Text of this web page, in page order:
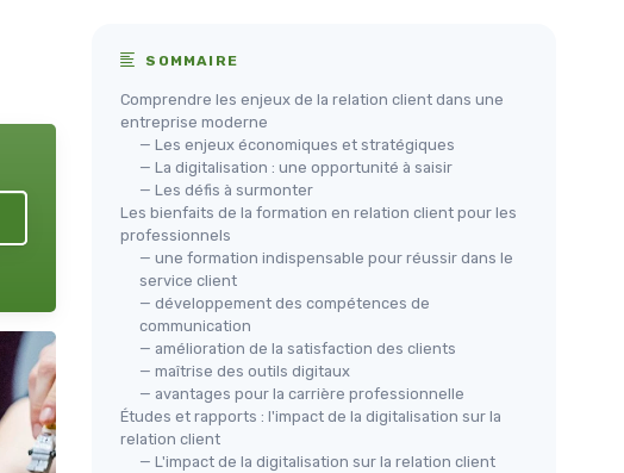
SOMMAIRE
Comprendre les enjeux de la relation client dans une
entreprise moderne
— Les enjeux économiques et stratégiques
— La digitalisation : une opportunité à saisir
— Les défis à surmonter
Les bienfaits de la formation en relation client pour les
professionnels
— une formation indispensable pour réussir dans le
service client
— développement des compétences de
communication
— amélioration de la satisfaction des clients
— maîtrise des outils digitaux
— avantages pour la carrière professionnelle
Études et rapports : l'impact de la digitalisation sur la
relation client
— L'impact de la digitalisation sur la relation client